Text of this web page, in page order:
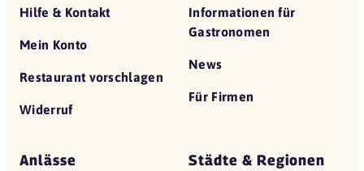
Hilfe & Kontakt
Mein Konto
Restaurant vorschlagen
Widerruf
Informationen für
Gastronomen
News
Für Firmen
Anlässe Städte & Regionen